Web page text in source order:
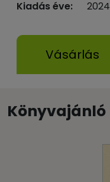
Kiadás éve:
2024
Vásárlás
Könyvajánló